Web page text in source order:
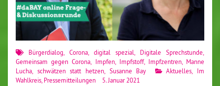
Bürgerdialog, Corona, digital spezial, Digitale Sprechstunde,
Gemeinsam gegen Corona, Impfen, Impfstoff, Impfzentren, Manne
Lucha, schwätzen statt hetzen, Susanne Bay Aktuelles, Im
Wahlkreis,Pressemitteilungen 5. Januar 2021